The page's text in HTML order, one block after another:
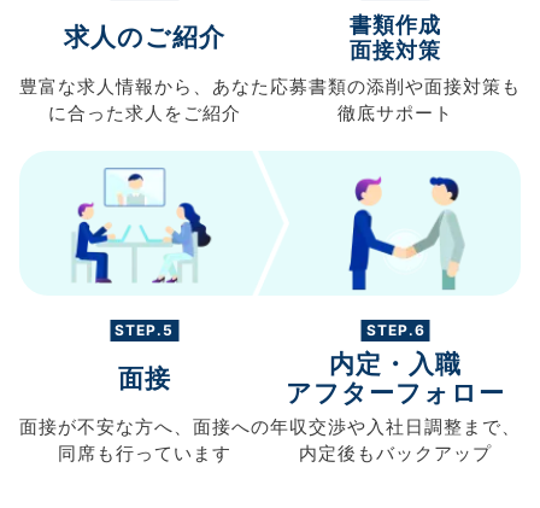
求人のご紹介
豊富な求人情報から、 あなた
に合った求人を ご紹介
書類作成
面接対策
応募書類の添削や面接対策も
徹底サポート
STEP.5
面接
面接が不安な方へ、 面接への
同席も行っています
STEP.6
内定・入職
アフターフォロー
年収交渉や入社日調整まで、
内定後もバックアップ